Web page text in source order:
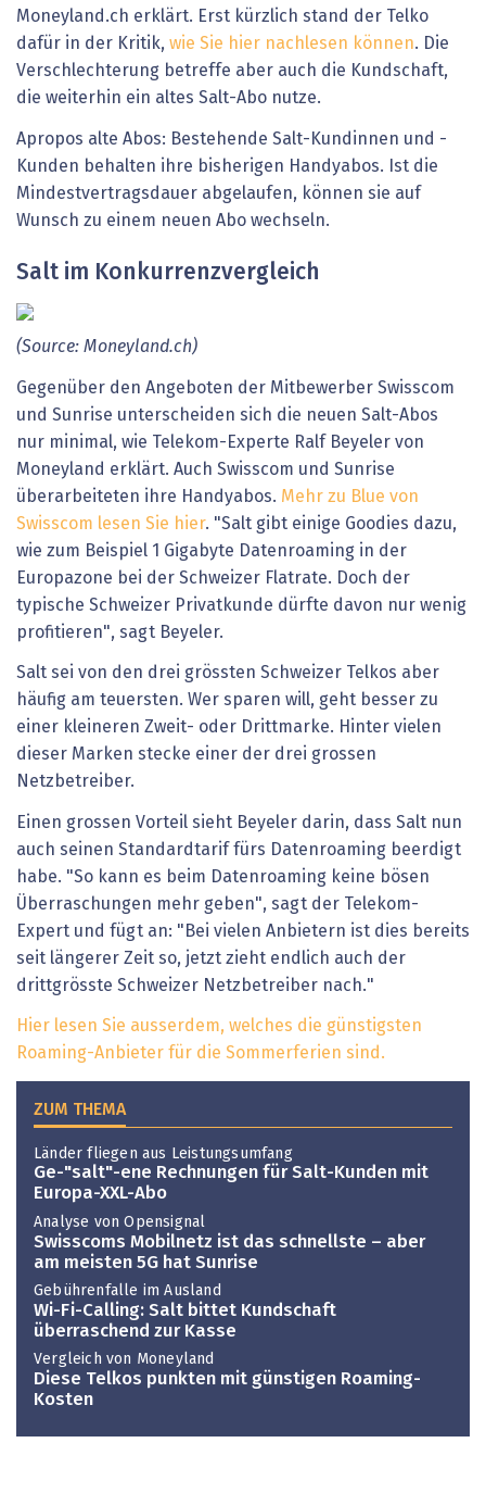
Moneyland.ch erklärt. Erst kürzlich stand der Telko
dafür in der Kritik, wie Sie hier nachlesen können. Die
Verschlechterung betreffe aber auch die Kundschaft,
die weiterhin ein altes Salt-Abo nutze.
Apropos alte Abos: Bestehende Salt-Kundinnen und -
Kunden behalten ihre bisherigen Handyabos. Ist die
Mindestvertragsdauer abgelaufen, können sie auf
Wunsch zu einem neuen Abo wechseln.
Salt im Konkurrenzvergleich
(Source: Moneyland.ch)
Gegenüber den Angeboten der Mitbewerber Swisscom
und Sunrise unterscheiden sich die neuen Salt-Abos
nur minimal, wie Telekom-Experte Ralf Beyeler von
Moneyland erklärt. Auch Swisscom und Sunrise
überarbeiteten ihre Handyabos. Mehr zu Blue von
Swisscom lesen Sie hier. "Salt gibt einige Goodies dazu,
wie zum Beispiel 1 Gigabyte Datenroaming in der
Europazone bei der Schweizer Flatrate. Doch der
typische Schweizer Privatkunde dürfte davon nur wenig
profitieren", sagt Beyeler.
Salt sei von den drei grössten Schweizer Telkos aber
häufig am teuersten. Wer sparen will, geht besser zu
einer kleineren Zweit- oder Drittmarke. Hinter vielen
dieser Marken stecke einer der drei grossen
Netzbetreiber.
Einen grossen Vorteil sieht Beyeler darin, dass Salt nun
auch seinen Standardtarif fürs Datenroaming beerdigt
habe. "So kann es beim Datenroaming keine bösen
Überraschungen mehr geben", sagt der Telekom-
Expert und fügt an: "Bei vielen Anbietern ist dies bereits
seit längerer Zeit so, jetzt zieht endlich auch der
drittgrösste Schweizer Netzbetreiber nach."
Hier lesen Sie ausserdem, welches die günstigsten
Roaming-Anbieter für die Sommerferien sind.
ZUM THEMA
Länder fliegen aus Leistungsumfang
Ge-"salt"-ene Rechnungen für Salt-Kunden mit
Europa-XXL-Abo
Analyse von Opensignal
Swisscoms Mobilnetz ist das schnellste – aber
am meisten 5G hat Sunrise
Gebührenfalle im Ausland
Wi-Fi-Calling: Salt bittet Kundschaft
überraschend zur Kasse
Vergleich von Moneyland
Diese Telkos punkten mit günstigen Roaming-
Kosten